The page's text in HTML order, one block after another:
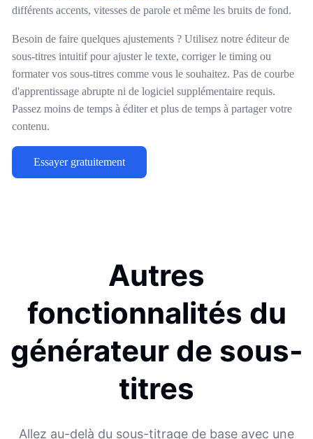
différents accents, vitesses de parole et même les bruits de fond.
Besoin de faire quelques ajustements ? Utilisez notre éditeur de
sous-titres intuitif pour ajuster le texte, corriger le timing ou
formater vos sous-titres comme vous le souhaitez. Pas de courbe
d'apprentissage abrupte ni de logiciel supplémentaire requis.
Passez moins de temps à éditer et plus de temps à partager votre
contenu.
Essayer gratuitement
Autres
fonctionnalités du
générateur de sous-
titres
Allez au-delà du sous-titrage de base avec une